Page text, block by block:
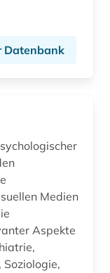
Datenbank
Medien
Aspekte